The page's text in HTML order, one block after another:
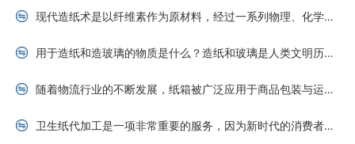
现代造纸术是以纤维素作为原材料，经过一系列物理、化学和机械处理，通过造纸机进行成型加工，生产出各种类型的纸张。在现代产业化的造纸过程中，原材料的选择和处理对最终纸
用于造纸和造玻璃的物质是什么？造纸和玻璃是人类文明历史上最重要的发明之一。在古代，造纸和玻璃是过去生活中不可或缺的重要物质，而现今，由于科技不断提升和材料工艺的不
随着物流行业的不断发展，纸箱被广泛应用于商品包装与运输。而纸箱制造行业也因此获得了迅猛的发展。作为纸箱制造行业的核心，纸箱厂需要一系列的设备来支撑生产制造。本文将
卫生纸代加工是一项非常重要的服务，因为新时代的消费者对高品质、高性能的卫生纸需求不断提高，这使得许多卫生纸代加工公司获得了越来越多的商机。如何联系客户以获取新订单